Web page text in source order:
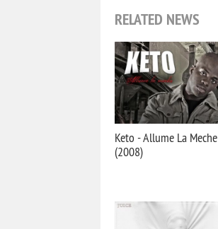
RELATED NEWS
Keto - Allume La Meche
(2008)